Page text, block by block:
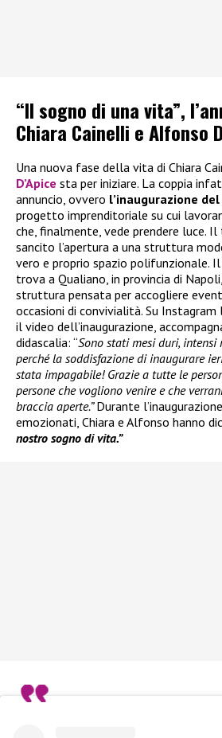
“Il sogno di una vita”,
Chiara Cainelli e Alfonso
Una nuova fase della vita di Chiara
D’Apice sta per iniziare. La coppia
annuncio, ovvero l’inaugurazione
progetto imprenditoriale su cui
che, finalmente, vede prendere luce.
sancito l’apertura a una struttura
vero e proprio spazio polifunzionale. Il
trova a Qualiano, in provincia di
struttura pensata per accogliere
occasioni di convivialità. Su Instagram
il video dell’inaugurazione,
didascalia: “Sono stati mesi duri, intensi
perché la soddisfazione di inaugurare
stata impagabile! Grazie a tutte le
persone che vogliono venire e che
braccia aperte.”Durante
emozionati, Chiara e Alfonso hanno
nostro sogno di vita.”